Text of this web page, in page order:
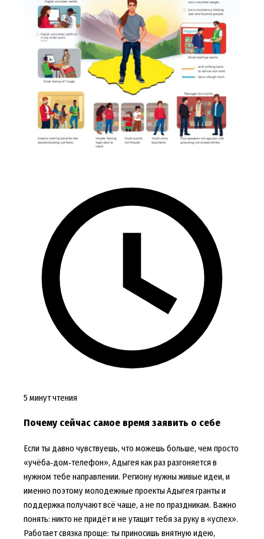
5 минут чтения
Почему сейчас самое время заявить о себе
Если ты давно чувствуешь, что можешь больше, чем просто
«учёба‑дом‑телефон», Адыгея как раз разгоняется в
нужном тебе направлении. Региону нужны живые идеи, и
именно поэтому молодежные проекты Адыгея гранты и
поддержка получают всё чаще, а не по праздникам. Важно
понять: никто не придёт и не утащит тебя за руку в «успех».
Работает связка проще: ты приносишь внятную идею,